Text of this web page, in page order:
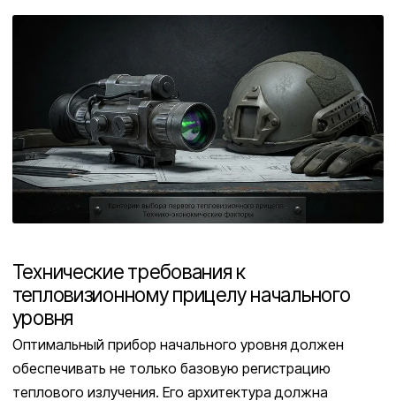
Технические требования к
тепловизионному прицелу начального
уровня
Оптимальный прибор начального уровня должен
обеспечивать не только базовую регистрацию
теплового излучения. Его архитектура должна